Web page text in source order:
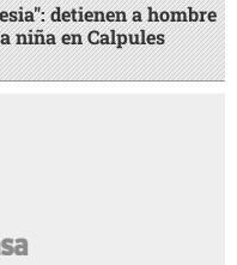
detienen a hombre
niña en Calpules